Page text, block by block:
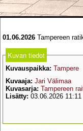
01.06.2026 Tampereen
Kuvan tiedot
Kuvauspaikka: Tampere
Kuvaaja: Jari Välimaa
Kuvasarja: Tampereen
Lisätty: 03.06.2026 11:11